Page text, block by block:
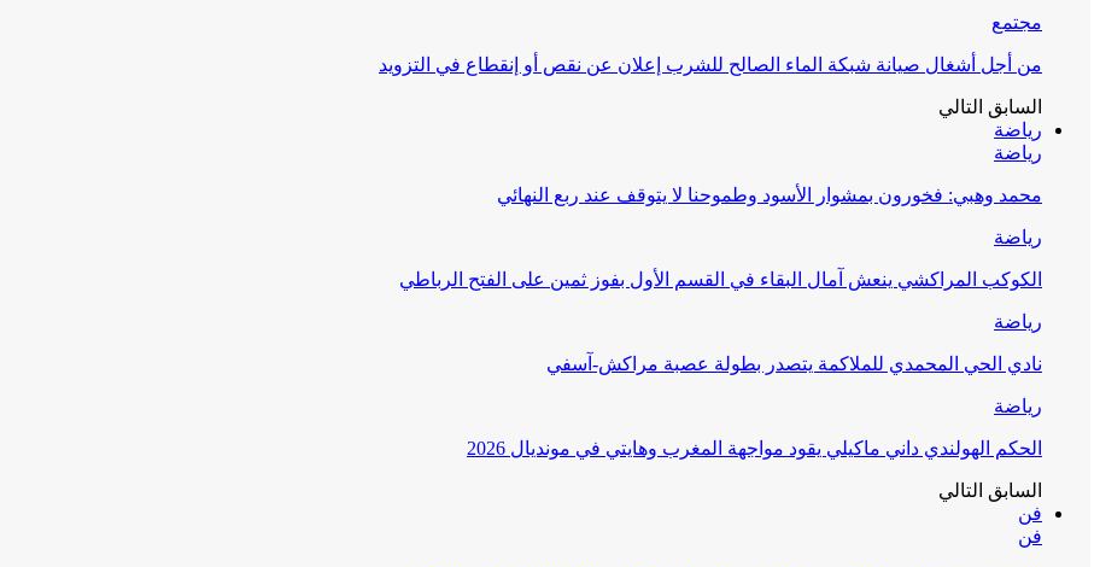
مجتمع
من أجل أشغال صيانة شبكة الماء الصالح للشرب إعلان عن نقص أو إنقطاع في التزويد
السابق التالي
رياضة
رياضة
محمد وهبي: فخورون بمشوار الأسود وطموحنا لا يتوقف عند ربع النهائي
رياضة
الكوكب المراكشي ينعش آمال البقاء في القسم الأول بفوز ثمين على الفتح الرباطي
رياضة
نادي الحي المحمدي للملاكمة يتصدر بطولة عصبة مراكش-آسفي
رياضة
الحكم الهولندي داني ماكيلي يقود مواجهة المغرب وهايتي في مونديال 2026
السابق التالي
فن
فن